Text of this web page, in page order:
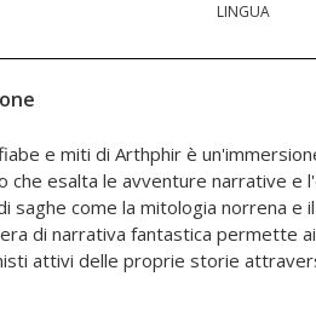
LINGUA
e miti di Arthphir è
che esalta le avventure narrative e
saghe come la mitologia norrena e
di narrativa fantastica permette
attivi delle proprie storie
desidera riaccendere la
incoraggiando
tra bene e male; offrendo
e crescita personale,